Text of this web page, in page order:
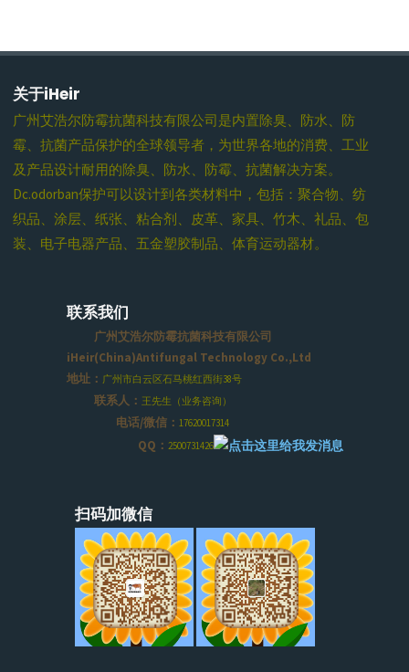
关于iHeir
广州艾浩尔防霉抗菌科技有限公司是内置除臭、防水、防
霉、抗菌产品保护的全球领导者，为世界各地的消费、工业
及产品设计耐用的除臭、防水、防霉、抗菌解决方案。
Dc.odorban保护可以设计到各类材料中，包括：聚合物、纺
织品、涂层、纸张、粘合剂、皮革、家具、竹木、礼品、包
装、电子电器产品、五金塑胶制品、体育运动器材。
联系我们
广州艾浩尔防霉抗菌科技有限公司
iHeir(China)Antifungal Technology Co.,Ltd
地址： 广州市白云区石马桃红西街38号
联系人： 王先生（业务咨询）
电话/微信： 17620017314
QQ： 2500731426
扫码加微信